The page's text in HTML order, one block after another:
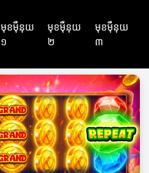
មុខម៉ឺនុយ
១
មុខម៉ឺនុយ
២
មុខម៉ឺនុយ
៣